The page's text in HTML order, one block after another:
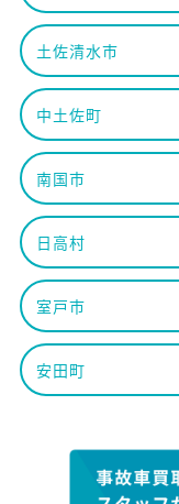
土佐清水市
中土佐町
南国市
日高村
室戸市
安田町